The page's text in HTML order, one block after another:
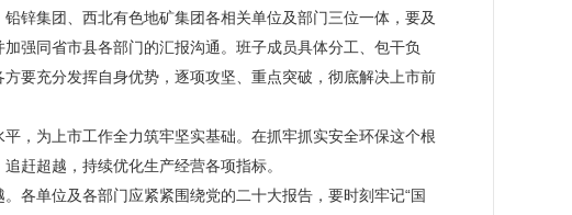
锌集团、西北有色地矿集团各相关单位及部门三位一体，要及
强同省市县各部门的汇报沟通。班子成员具体分工、包干负
要充分发挥自身优势，逐项攻坚、重点突破，彻底解决上市前
，为上市工作全力筑牢坚实基础。在抓牢抓实安全环保这个根
赶超越，持续优化生产经营各项指标。
各单位及各部门应紧紧围绕党的二十大报告，要时刻牢记“国